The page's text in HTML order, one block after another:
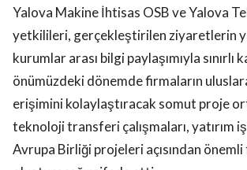
Yalova Makine İhtisas OSB ve Yalova
yetkilileri, gerçekleştirilen ziyaretlerin
kurumlar arası bilgi paylaşımıyla sınırlı
önümüzdeki dönemde firmaların
erişimini kolaylaştıracak somut proje
teknoloji transferi çalışmaları, yatırım
Avrupa Birliği projeleri açısından